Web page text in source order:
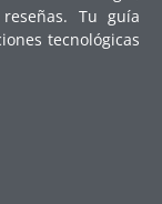
Tu guía
tecnológicas